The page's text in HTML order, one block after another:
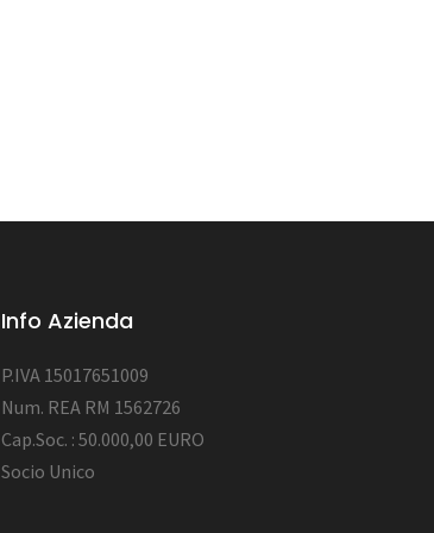
Info Azienda
P.IVA 15017651009
Num. REA RM 1562726
Cap.Soc. : 50.000,00 EURO
Socio Unico